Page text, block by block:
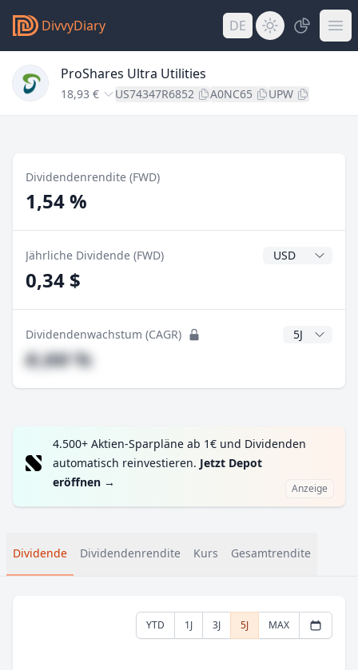
DivvyDiary DE
ProShares Ultra Utilities
18,93 € US74347R6852 A0NC65 UPW
Dividendenrendite (FWD)
1,54 %
Jährliche Dividende (FWD)
0,34 $
Dividendenwachstum (CAGR) CAGR Jahre
#,## %
4.500+ Aktien-Sparpläne ab 1€ und Dividenden
automatisch reinvestieren. Jetzt Depot
eröffnen → Anzeige
Dividende Dividendenrendite Kurs Gesamtrendite
YTD 1J 3J 5J MAX